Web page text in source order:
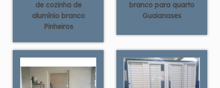
de cozinha de
alumínio branco
Pinheiros
branco para quarto
Guaianases